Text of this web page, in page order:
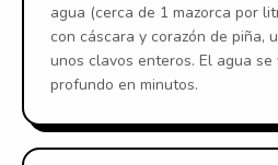
agua (cerca de 1 mazorca por
con cáscara y corazón de piña,
unos clavos enteros. El agua se
profundo en minutos.